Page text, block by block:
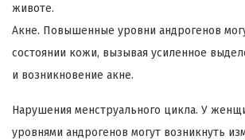
животе.
Акне. Повышенные уровни андрогенов
состоянии кожи, вызывая усиленное
и возникновение акне.
Нарушения менструального цикла. У
уровнями андрогенов могут возникнуть